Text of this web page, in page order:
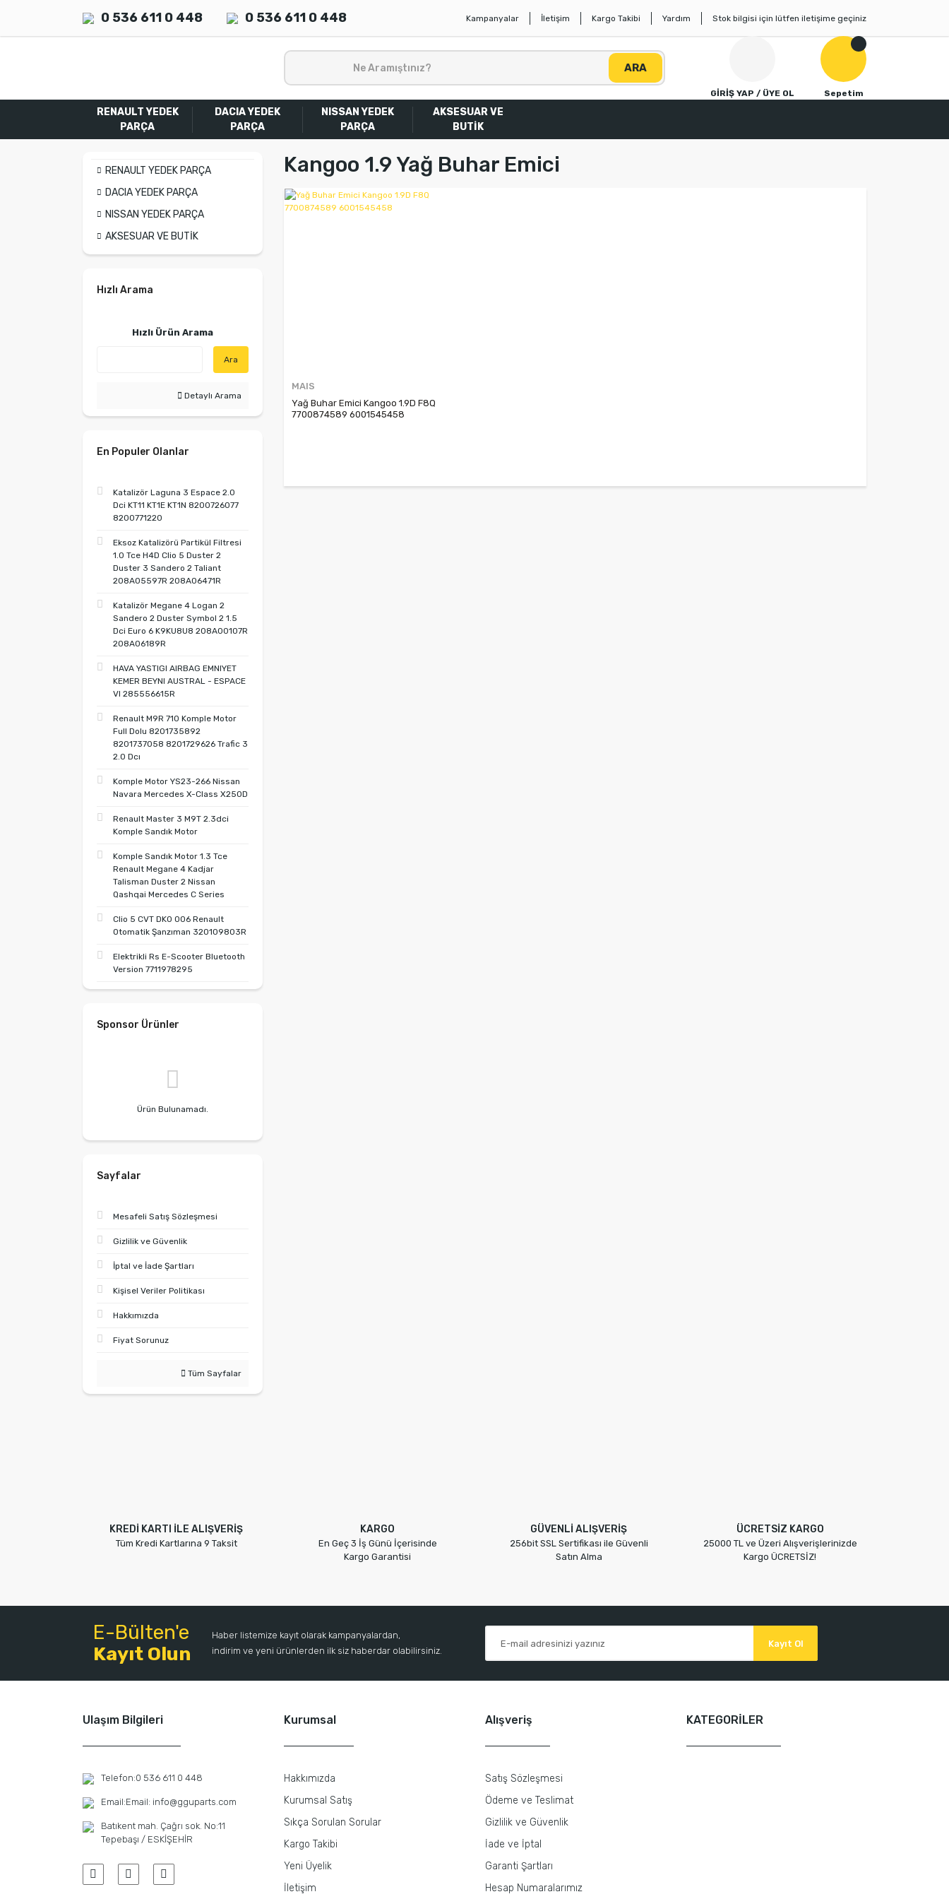
0 536 611 0 448 0 536 611 0 448 Kampanyalar İletişim Kargo Takibi Yardım Stok bilgisi için lütfen iletişime geçiniz
ARA
GİRİŞ YAP / ÜYE OL Sepetim
RENAULT YEDEK
PARÇA
DACIA YEDEK
PARÇA
NISSAN YEDEK
PARÇA
AKSESUAR VE
BUTİK
RENAULT YEDEK PARÇA
DACIA YEDEK PARÇA
NISSAN YEDEK PARÇA
AKSESUAR VE BUTİK
Hızlı Arama
Hızlı Ürün Arama
Ara
Detaylı Arama
En Populer Olanlar
Katalizör Laguna 3 Espace 2.0
Dci KT11 KT1E KT1N 8200726077
8200771220
Eksoz Katalizörü Partikül Filtresi
1.0 Tce H4D Clio 5 Duster 2
Duster 3 Sandero 2 Taliant
208A05597R 208A06471R
Katalizör Megane 4 Logan 2
Sandero 2 Duster Symbol 2 1.5
Dci Euro 6 K9KU8U8 208A00107R
208A06189R
HAVA YASTIGI AIRBAG EMNIYET
KEMER BEYNI AUSTRAL - ESPACE
VI 285556615R
Renault M9R 710 Komple Motor
Full Dolu 8201735892
8201737058 8201729626 Trafic 3
2.0 Dcı
Komple Motor YS23-266 Nissan
Navara Mercedes X-Class X250D
Renault Master 3 M9T 2.3dci
Komple Sandık Motor
Komple Sandık Motor 1.3 Tce
Renault Megane 4 Kadjar
Talisman Duster 2 Nissan
Qashqai Mercedes C Series
Clio 5 CVT DK0 006 Renault
Otomatik Şanzıman 320109803R
Elektrikli Rs E-Scooter Bluetooth
Version 7711978295
Sponsor Ürünler
Ürün Bulunamadı.
Sayfalar
Mesafeli Satış Sözleşmesi
Gizlilik ve Güvenlik
İptal ve İade Şartları
Kişisel Veriler Politikası
Hakkımızda
Fiyat Sorunuz
Tüm Sayfalar
Kangoo 1.9 Yağ Buhar Emici
MAIS
Yağ Buhar Emici Kangoo 1.9D F8Q
7700874589 6001545458
KREDİ KARTI İLE ALIŞVERİŞ
Tüm Kredi Kartlarına 9 Taksit
KARGO
En Geç 3 İş Günü İçerisinde
Kargo Garantisi
GÜVENLİ ALIŞVERİŞ
256bit SSL Sertifikası ile Güvenli
Satın Alma
ÜCRETSİZ KARGO
25000 TL ve Üzeri Alışverişlerinizde
Kargo ÜCRETSİZ!
E-Bülten'e
Kayıt Olun
Haber listemize kayıt olarak kampanyalardan,
indirim ve yeni ürünlerden ilk siz haberdar olabilirsiniz.
Kayıt Ol
Ulaşım Bilgileri
Telefon:0 536 611 0 448
Email:Email: info@gguparts.com
Batıkent mah. Çağrı sok. No:11
Tepebaşı / ESKİŞEHİR
Kurumsal
Hakkımızda
Kurumsal Satış
Sıkça Sorulan Sorular
Kargo Takibi
Yeni Üyelik
İletişim
Alışveriş
Satış Sözleşmesi
Ödeme ve Teslimat
Gizlilik ve Güvenlik
İade ve İptal
Garanti Şartları
Hesap Numaralarımız
KATEGORİLER